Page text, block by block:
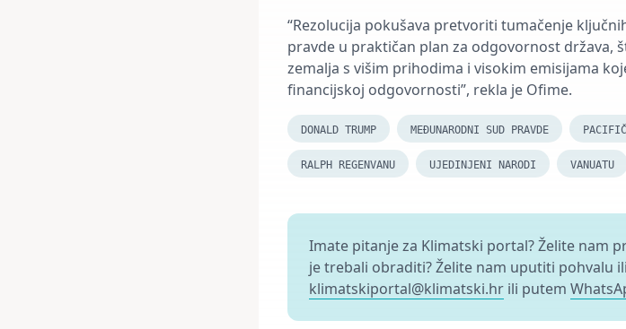
“Rezolucija pokušava pretvoriti tumačenje
pravde u praktičan plan za odgovornost država,
zemalja s višim prihodima i visokim emisijama
financijskoj odgovornosti”, rekla je Ofime.
DONALD TRUMP MEĐUNARODNI SUD PRAVDE
RALPH REGENVANU UJEDINJENI NARODI VANUATU
Imate pitanje za Klimatski portal? Želite nam
je trebali obraditi? Želite nam uputiti pohvalu
klimatskiportal@klimatski.hr ili putem